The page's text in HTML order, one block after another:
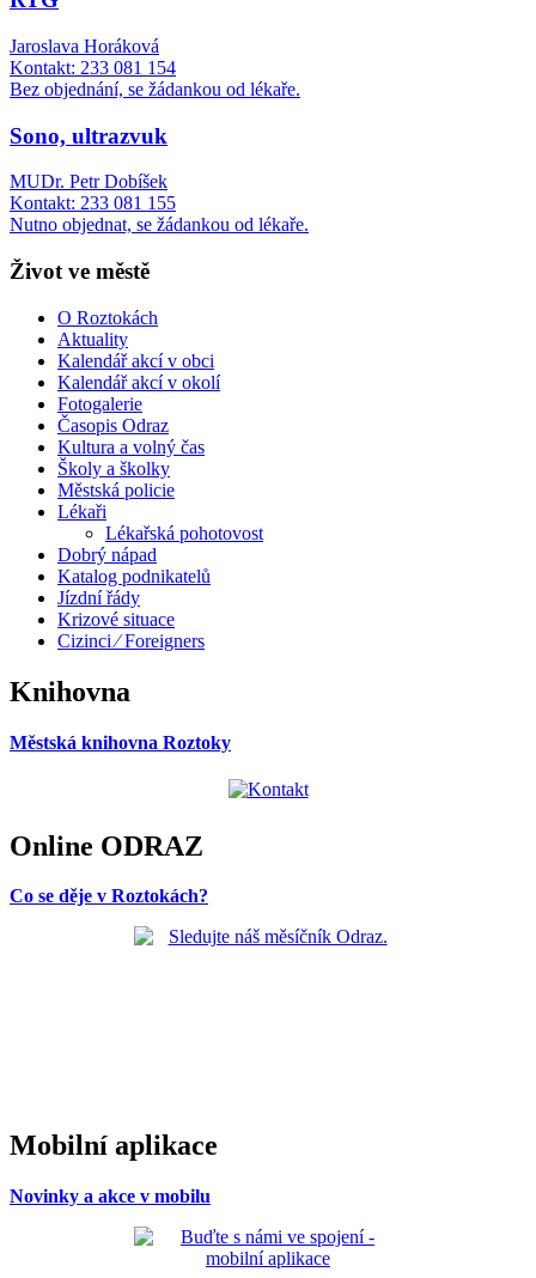
Jaroslava Horáková
Kontakt: 233 081 154
Bez objednání, se žádankou od lékaře.
Sono, ultrazvuk
MUDr. Petr Dobíšek
Kontakt: 233 081 155
Nutno objednat, se žádankou od lékaře.
Život ve městě
O Roztokách
Aktuality
Kalendář akcí v obci
Kalendář akcí v okolí
Fotogalerie
Časopis Odraz
Kultura a volný čas
Školy a školky
Městská policie
Lékaři
Lékařská pohotovost
Dobrý nápad
Katalog podnikatelů
Jízdní řády
Krizové situace
Cizinci ⁄ Foreigners
Knihovna
Městská knihovna Roztoky
Online ODRAZ
Co se děje v Roztokách?
Mobilní aplikace
Novinky a akce v mobilu